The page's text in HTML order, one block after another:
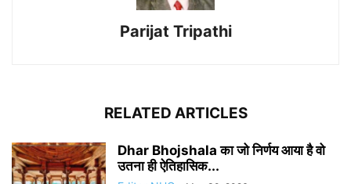
Parijat Tripathi
RELATED ARTICLES
Dhar Bhojshala का जो निर्णय आया है वो
उतना ही ऐतिहासिक...